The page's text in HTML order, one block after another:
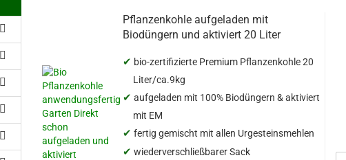
Pflanzenkohle aufgeladen mit
Biodüngern und aktiviert 20 Liter
✔ bio-zertifizierte Premium Pflanzenkohle 20
Liter/ca.9kg
✔ aufgeladen mit 100% Biodüngern & aktiviert
mit EM
✔ fertig gemischt mit allen Urgesteinsmehlen
✔ wiederverschließbarer Sack